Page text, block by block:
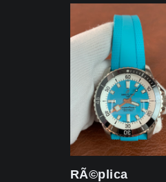
RÃ©plica